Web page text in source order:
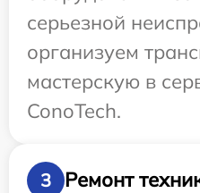
серьезной
организуем
мастерскую в
ConoTech.
3
Ремонт